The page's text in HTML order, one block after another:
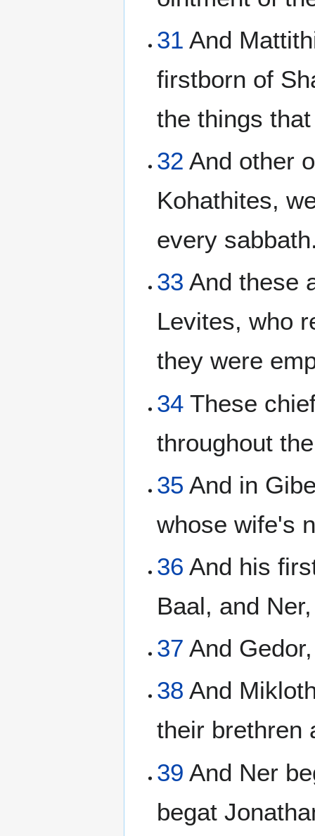
31 And
firstborn of
the things
32 And other
Kohathites,
every
33 And these
Levites, who
they were
34 These
throughout
35 And in
whose wife's
36 And his
Baal, and
37 And
38 And
their brethren
39 And Ner
begat